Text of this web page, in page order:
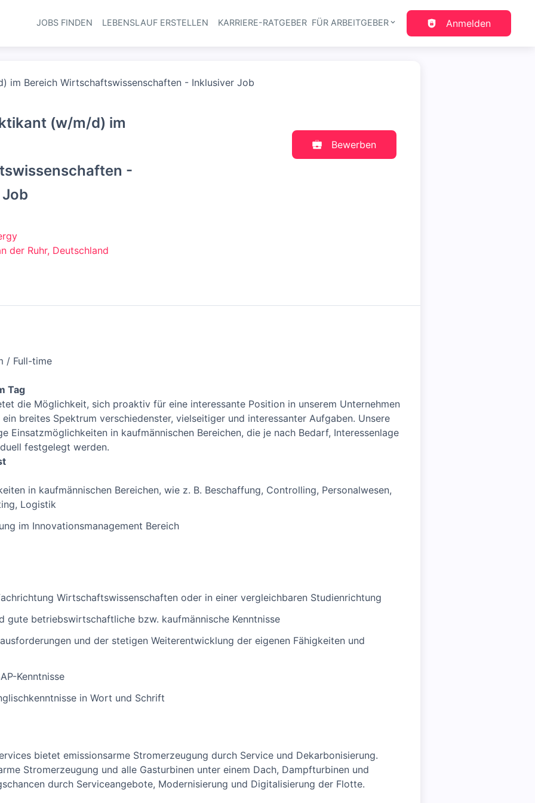
Haupt-Navigation
JOBS FINDEN LEBENSLAUF ERSTELLEN KARRIERE-RATGEBER FÜR ARBEITGEBER Anmelden
im Bereich Wirtschaftswissenschaften - Inklusiver Job
(w/m/d) im
-
der Ruhr, Deutschland
Bewerben
/ Full-time
Tag
die Möglichkeit, sich proaktiv für eine interessante Position in unserem Unternehmen
breites Spektrum verschiedenster, vielseitiger und interessanter Aufgaben. Unsere
Einsatzmöglichkeiten in kaufmännischen Bereichen, die je nach Bedarf, Interessenlage
festgelegt werden.
in kaufmännischen Bereichen, wie z. B. Beschaffung, Controlling, Personalwesen,
Logistik
im Innovationsmanagement Bereich
Wirtschaftswissenschaften oder in einer vergleichbaren Studienrichtung
gute betriebswirtschaftliche bzw. kaufmännische Kenntnisse
und der stetigen Weiterentwicklung der eigenen Fähigkeiten und
Kenntnisse
in Wort und Schrift
bietet emissionsarme Stromerzeugung durch Service und Dekarbonisierung.
Stromerzeugung und alle Gasturbinen unter einem Dach, Dampfturbinen und
durch Serviceangebote, Modernisierung und Digitalisierung der Flotte.